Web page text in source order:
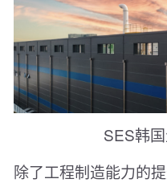
SES韩
除了工程制造能力的